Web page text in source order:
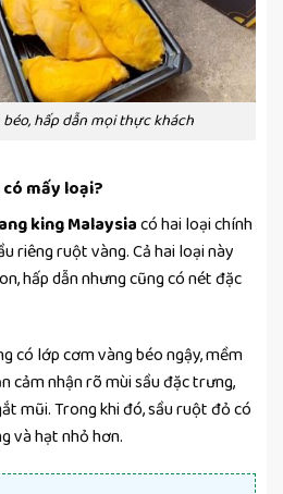
hấp dẫn mọi thực khách
mấy loại?
king Malaysiacó hai loại chính
riêng ruột vàng. Cả hai loại này
hấp dẫn nhưng cũng có nét đặc
có lớp cơm vàng béo ngậy, mềm
cảm nhận rõ mùi sầu đặc trưng,
mũi. Trong khi đó, sầu ruột đỏ có
và hạt nhỏ hơn.